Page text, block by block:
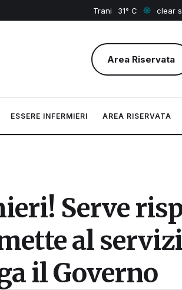
Trani 31 clear
Area Riservata
ESSERE INFERMIERI AREA RISERVATA
Serve
al
il Governo